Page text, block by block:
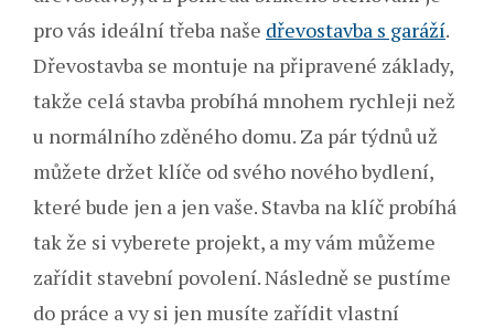
pro vás ideální třeba naše dřevostavba s garáží.
Dřevostavba se montuje na připravené základy,
takže celá stavba probíhá mnohem rychleji než
u normálního zděného domu. Za pár týdnů už
můžete držet klíče od svého nového bydlení,
které bude jen a jen vaše. Stavba na klíč probíhá
tak že si vyberete projekt, a my vám můžeme
zařídit stavební povolení. Následně se pustíme
do práce a vy si jen musíte zařídit vlastní